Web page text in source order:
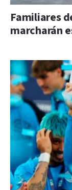
Familiares
marcharán